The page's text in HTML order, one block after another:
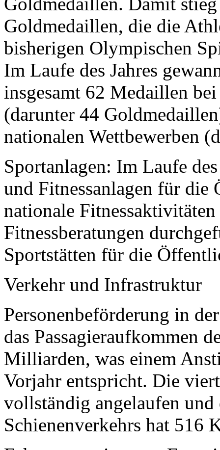
Goldmedaillen, die die
bisherigen Olympischen
Im Laufe des Jahres
insgesamt 62 Medaillen
(darunter 44
nationalen Wettbewerben
Sportanlagen: Im Laufe
und Fitnessanlagen für
nationale
Fitnessberatungen
Sportstätten für die
Verkehr und Infrastruktur
Personenbeförderung in
das Passagieraufkommen
Milliarden, was einem
Vorjahr entspricht. Die
vollständig angelaufen und
Schienenverkehrs hat 516